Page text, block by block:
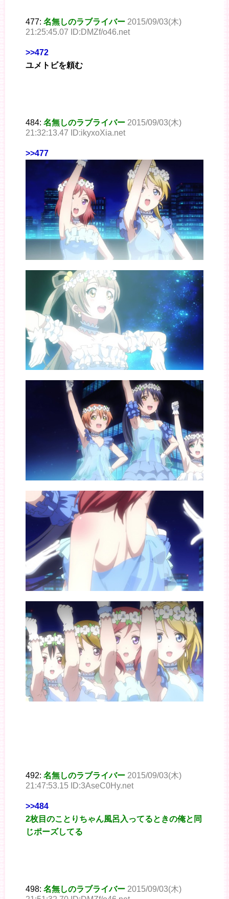
477: 名無しのラブライバー 2015/09/03(木)
21:25:45.07 ID:DMZf/o46.net
>>472
ユメトビを頼む
484: 名無しのラブライバー 2015/09/03(木)
21:32:13.47 ID:ikyxoXia.net
>>477
492: 名無しのラブライバー 2015/09/03(木)
21:47:53.15 ID:3AseC0Hy.net
>>484
2枚目のことりちゃん風呂入ってるときの俺と同
じポーズしてる
498: 名無しのラブライバー 2015/09/03(木)